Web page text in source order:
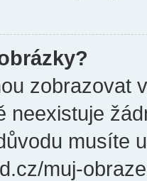
zobrazovat
neexistuje
musíte
muj-